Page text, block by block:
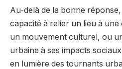
Au-delà de la bonne
capacité à relier un lieu à
un mouvement culturel, ou
urbaine à ses impacts
en lumière des tournants